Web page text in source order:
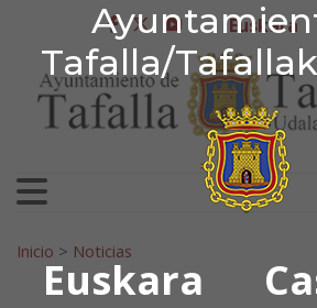
Tafalla/
Euskara
Ir al contenidofacebook
twitter
youtube
Euskara
Bilatu:
Inicio > Noticias